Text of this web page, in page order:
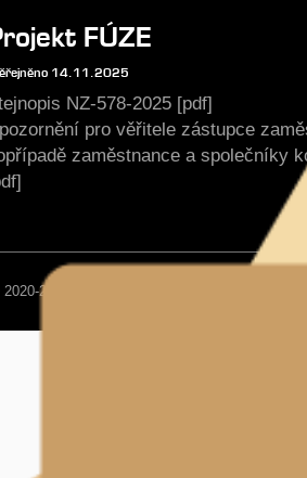
FÚZE
14.11.2025
NZ-578-2025 [pdf]
pro věřitele zástupce
zaměstnance a společníky
2026, Impregnace Soběslav, Všechna